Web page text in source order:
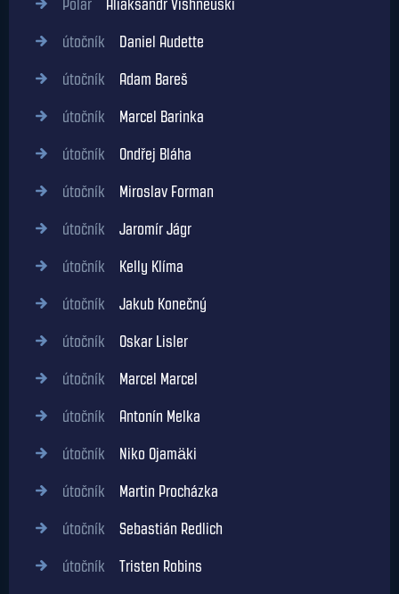
Polař Aliaksandr Vishneuski
útočník Daniel Audette
útočník Adam Bareš
útočník Marcel Barinka
útočník Ondřej Bláha
útočník Miroslav Forman
útočník Jaromír Jágr
útočník Kelly Klíma
útočník Jakub Konečný
útočník Oskar Lisler
útočník Marcel Marcel
útočník Antonín Melka
útočník Niko Ojamäki
útočník Martin Procházka
útočník Sebastián Redlich
útočník Tristen Robins